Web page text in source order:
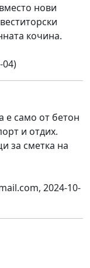
нови
кочина.
04)
е само от бетон
и отдих.
за сметка на
, 2024-10-